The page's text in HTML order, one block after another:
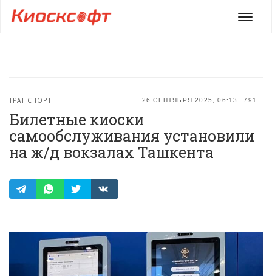
Меню
26 СЕНТЯБРЯ 2025, 06:13 791
ТРАНСПОРТ
Билетные киоски
самообслуживания установили
на ж/д вокзалах Ташкента